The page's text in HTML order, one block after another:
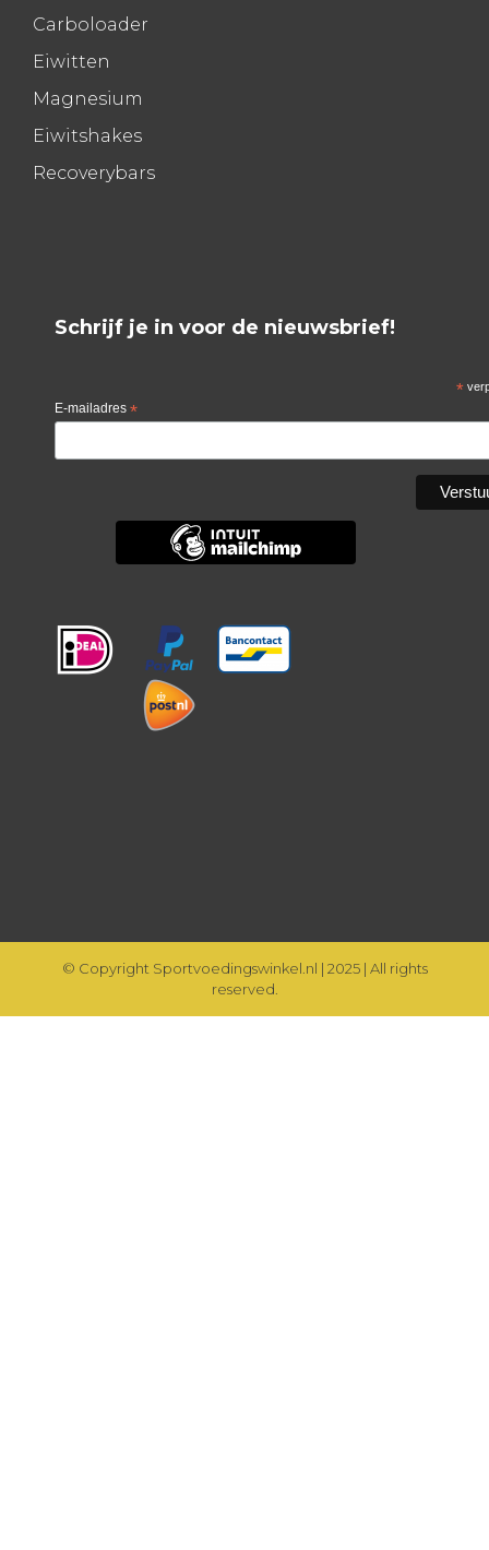
Carboloader
Eiwitten
Magnesium
Eiwitshakes
Recoverybars
Schrijf je in voor de nieuwsbrief!
*
E-mailadres *
© Copyright Sportvoedingswinkel.nl | 2025 | All rights
reserved.